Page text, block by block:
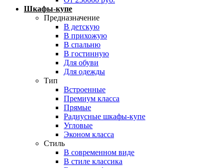
Шкафы-купе
Предназначение
В детскую
В прихожую
В спальню
В гостинную
Для обуви
Для одежды
Тип
Встроенные
Премиум класса
Прямые
Радиусные шкафы-купе
Угловые
Эконом класса
Стиль
В современном виде
В стиле классика